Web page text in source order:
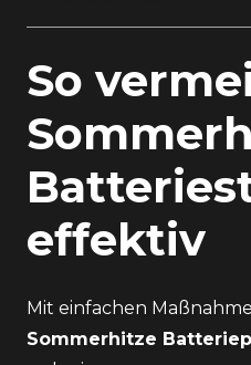
So
effektiv
Mit einfachen
Sommerhitze